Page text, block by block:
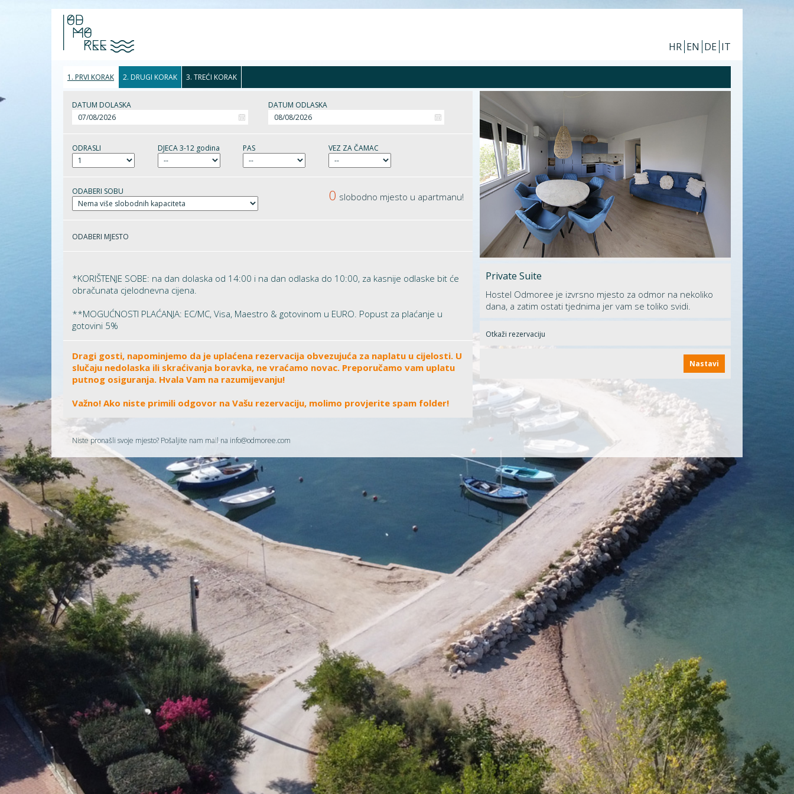
HR EN DE IT
1. PRVI KORAK 2. DRUGI KORAK 3. TREĆI KORAK
DATUM DOLASKA DATUM ODLASKA
ODRASLI DJECA 3-12 godina PAS VEZ ZA ČAMAC
ODABERI SOBU 0 slobodno mjesto u apartmanu!
ODABERI MJESTO
*KORIŠTENJE SOBE: na dan dolaska od 14:00 i na dan odlaska do 10:00, za kasnije odlaske bit će
obračunata cjelodnevna cijena.
**MOGUĆNOSTI PLAĆANJA: EC/MC, Visa, Maestro & gotovinom u EURO. Popust za plaćanje u
gotovini 5%
Dragi gosti, napominjemo da je uplaćena rezervacija obvezujuća za naplatu u cijelosti. U
slučaju nedolaska ili skraćivanja boravka, ne vraćamo novac. Preporučamo vam uplatu
putnog osiguranja. Hvala Vam na razumijevanju!
Važno! Ako niste primili odgovor na Vašu rezervaciju, molimo provjerite spam folder!
Private Suite
Hostel Odmoree je izvrsno mjesto za odmor na nekoliko
dana, a zatim ostati tjednima jer vam se toliko svidi.
Otkaži rezervaciju
Nastavi
Niste pronašli svoje mjesto? Pošaljite nam mail na info@odmoree.com